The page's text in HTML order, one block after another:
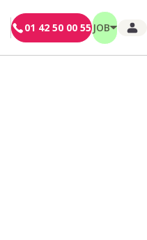
01 42 50 00 55 JOB